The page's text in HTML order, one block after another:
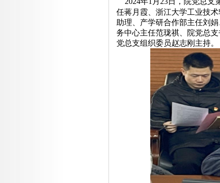
任蒋月霞、浙江大学工业技
助理、产学研合作部主任刘
务中心主任范珑祺、院党总
党总支组织委员赵志刚主持。